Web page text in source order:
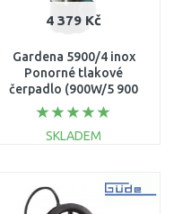
4 379 Kč
Gardena 5900/4 inox
Ponorné tlakové
čerpadlo (900W/5 900
l/h) 1768-20
SKLADEM
Porovnat